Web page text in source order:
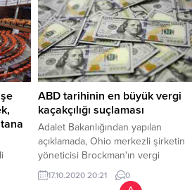
ABD tarihinin en büyük vergi
kaçakçılığı suçlaması
Adalet Bakanlığından yapılan
açıklamada, Ohio merkezli şirketin
yöneticisi Brockman'ın vergi
kaçırma, banka dolandırıcılığı ve
kara para aklama gibi suçlamalarla
17.10.2020 20:21 0